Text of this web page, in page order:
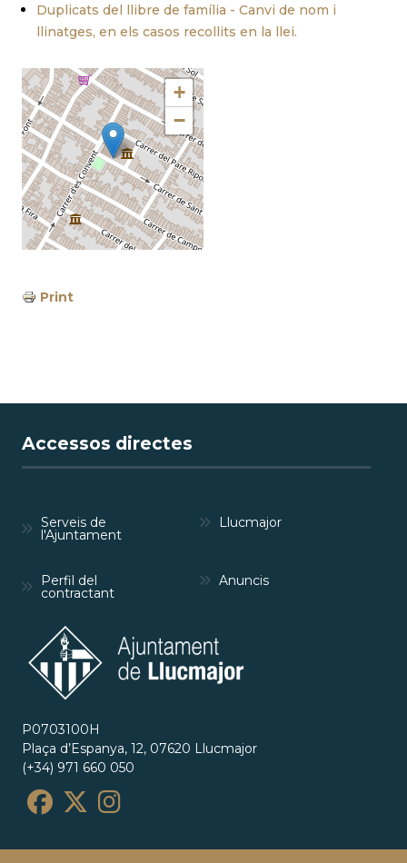
Duplicats del llibre de família - Canvi de nom i
llinatges, en els casos recollits en la llei.
+
−
Print
Accessos directes
Serveis de
l'Ajuntament
Llucmajor
Perfil del
contractant
Anuncis
P0703100H
Plaça d’Espanya, 12, 07620 Llucmajor
(+34) 971 660 050